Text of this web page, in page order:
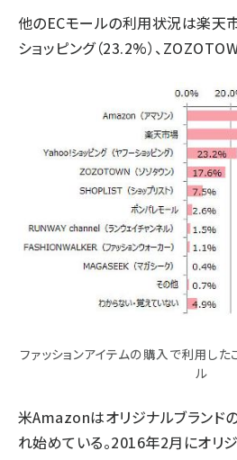
他のECモールの利用状況は楽天
ショッピング（23.2%）、
ファッションアイテムの購入で利用し
ル
米Amazonはオリジナルブランド
れ始めている。2016年2月にオリ